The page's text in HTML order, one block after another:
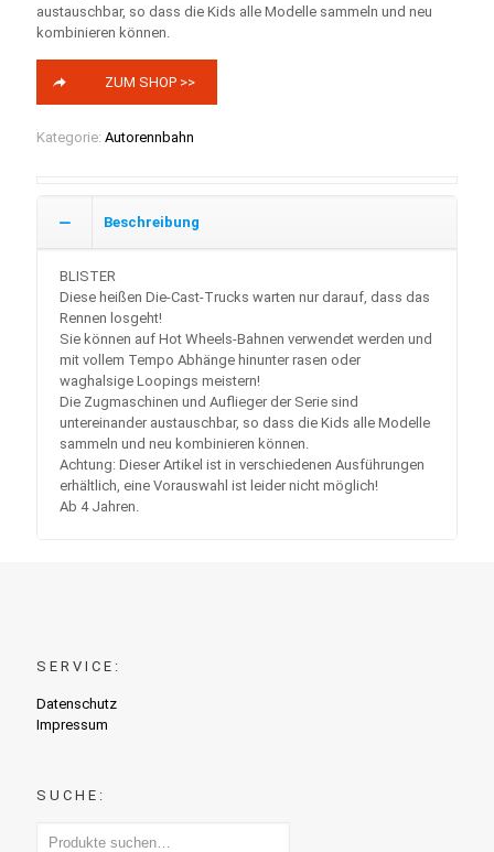
austauschbar, so dass die Kids alle Modelle sammeln und neu
kombinieren können.
ZUM SHOP >>
Kategorie: Autorennbahn
Beschreibung
BLISTER
Diese heißen Die-Cast-Trucks warten nur darauf, dass das
Rennen losgeht!
Sie können auf Hot Wheels-Bahnen verwendet werden und
mit vollem Tempo Abhänge hinunter rasen oder
waghalsige Loopings meistern!
Die Zugmaschinen und Auflieger der Serie sind
untereinander austauschbar, so dass die Kids alle Modelle
sammeln und neu kombinieren können.
Achtung: Dieser Artikel ist in verschiedenen Ausführungen
erhältlich, eine Vorauswahl ist leider nicht möglich!
Ab 4 Jahren.
SERVICE:
Datenschutz
Impressum
SUCHE: